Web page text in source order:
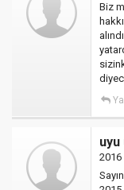
Biz
uyu
2016